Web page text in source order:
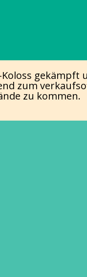
zum
zu kommen.